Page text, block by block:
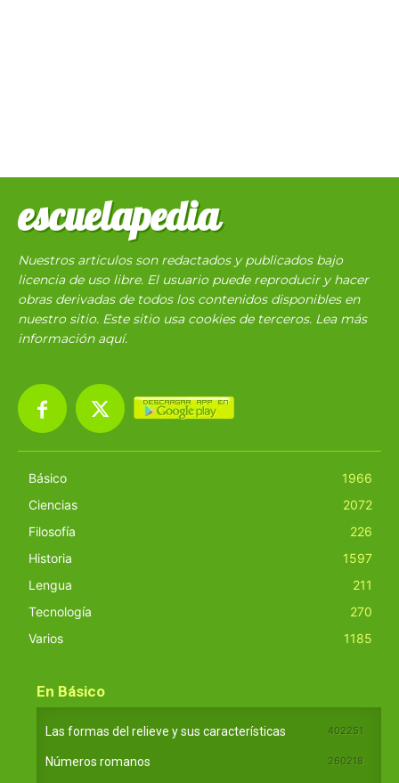
escuelapedia
Nuestros articulos son redactados y publicados bajo
licencia de uso libre. El usuario puede reproducir y hacer
obras derivadas de todos los contenidos disponibles en
nuestro sitio. Este sitio usa cookies de terceros. Lea más
información aquí.
Básico
1966
Ciencias
2072
Filosofía
226
Historia
1597
Lengua
211
Tecnología
270
Varios
1185
En Básico
Las formas del relieve y sus características 402251
Números romanos 260218